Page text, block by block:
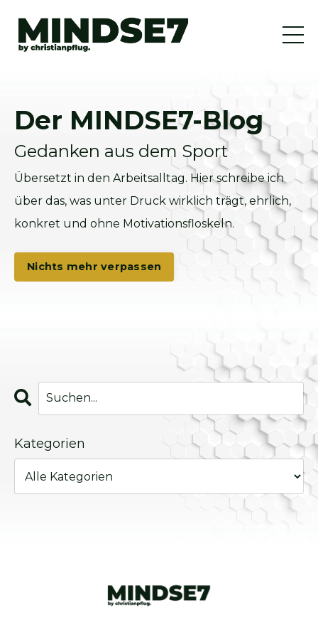
Der MINDSE7-Blog
Gedanken aus dem Sport
Übersetzt in den Arbeitsalltag. Hier schreibe ich
über das, was unter Druck wirklich trägt, ehrlich,
konkret und ohne Motivationsfloskeln.
Nichts mehr verpassen
Kategorien